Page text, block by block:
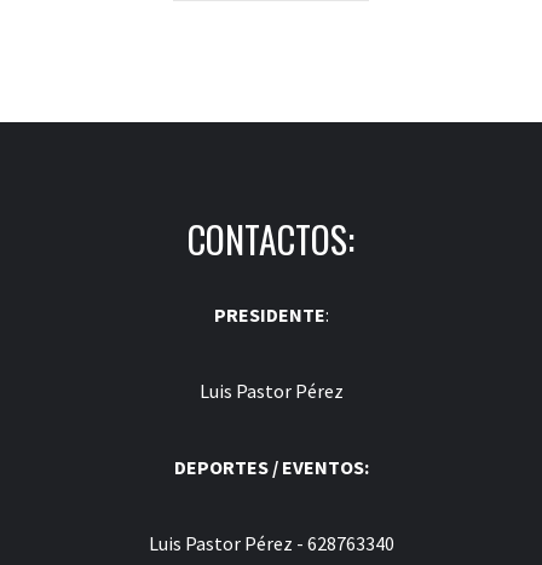
CONTACTOS:
PRESIDENTE:
Luis Pastor Pérez
DEPORTES / EVENTOS:
Luis Pastor Pérez - 628763340